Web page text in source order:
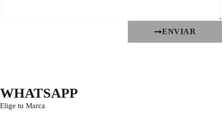
ENVIAR
WHATSAPP
Elige tu Marca